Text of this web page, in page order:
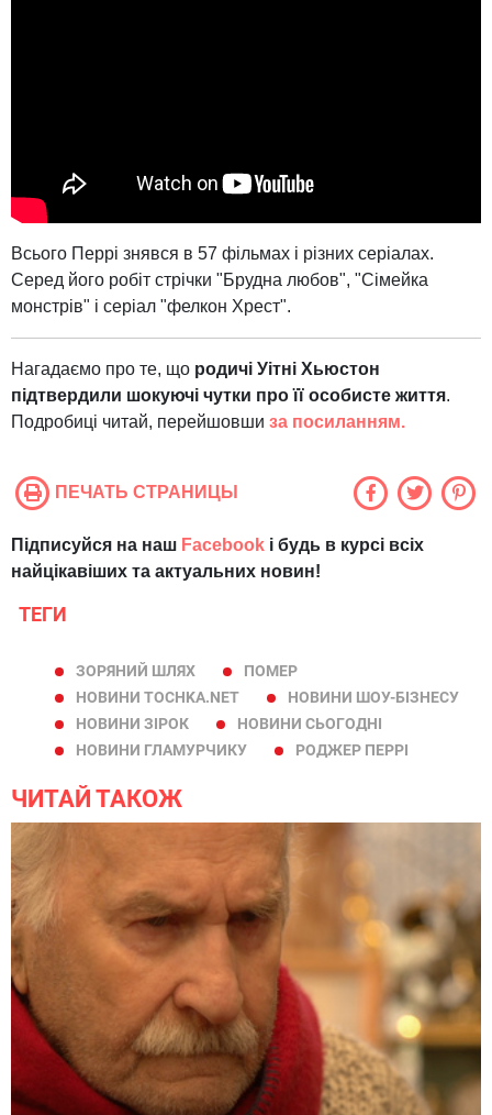
Всього Перрі знявся в 57 фільмах і різних серіалах.
Серед його робіт стрічки "Брудна любов", "Сімейка
монстрів" і серіал "фелкон Хрест".
Нагадаємо про те, що родичі Уітні Хьюстон
підтвердили шокуючі чутки про її особисте життя.
Подробиці читай, перейшовши за посиланням.
ПЕЧАТЬ СТРАНИЦЫ
Підписуйся на наш Facebook і будь в курсі всіх
найцікавіших та актуальних новин!
ТЕГИ
ЗОРЯНИЙ ШЛЯХ
ПОМЕР
НОВИНИ TOCHKA.NET
НОВИНИ ШОУ-БІЗНЕСУ
НОВИНИ ЗІРОК
НОВИНИ СЬОГОДНІ
НОВИНИ ГЛАМУРЧИКУ
РОДЖЕР ПЕРРІ
ЧИТАЙ ТАКОЖ